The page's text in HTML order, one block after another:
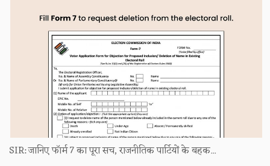
SIR: जानिए फॉर्म 7 का पूरा सच, राजनीतिक पार्टियों के बहक...